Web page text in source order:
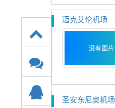
迈克艾伦机场
圣安东尼奥机场